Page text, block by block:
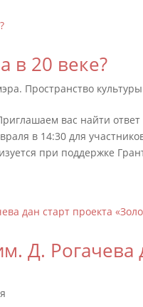
в 20 веке?
Пространство
вас найти
в 14:30 для
при поддержке
Рогачева